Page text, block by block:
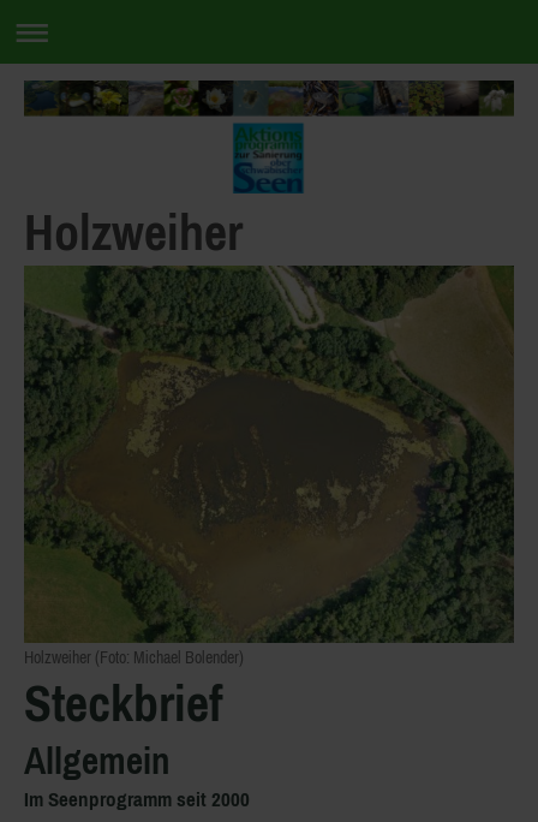
Holzweiher
Holzweiher (Foto: Michael Bolender)
Steckbrief
Allgemein
Im Seenprogramm seit 2000